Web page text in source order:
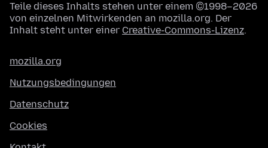
Teile dieses Inhalts stehen unter einem ©1998–2026
von einzelnen Mitwirkenden an mozilla.org. Der
Inhalt steht unter einer Creative-Commons-Lizenz.
mozilla.org
Nutzungsbedingungen
Datenschutz
Cookies